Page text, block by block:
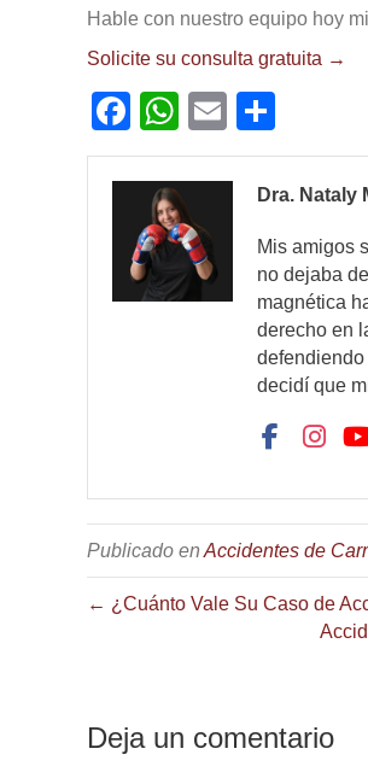
Hable con nuestro equipo hoy
Solicite su consulta gratuita →
F
a
c
e
b
o
W
h
at
s
A
p
E
m
ail
o
m
ar
tir
Dra. Nataly
Mis amigos
no dejaba
magnética
derecho en
decidí que
Publicado en Accidentes de
← ¿Cuánto Vale Su Caso de
Deja un comentario